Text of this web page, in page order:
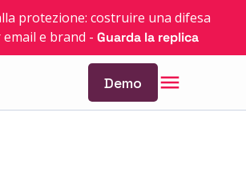
protezione: costruire una difesa
e brand - Guarda la replica
Demo